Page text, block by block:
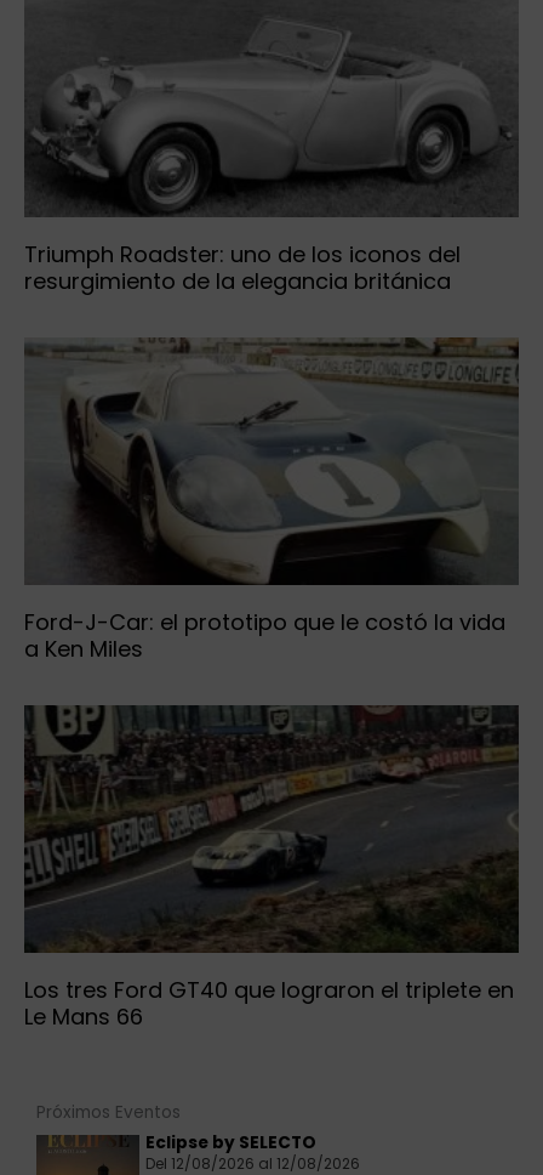
Triumph Roadster: uno de los iconos del
resurgimiento de la elegancia británica
Ford-J-Car: el prototipo que le costó la vida
a Ken Miles
Los tres Ford GT40 que lograron el triplete en
Le Mans 66
Próximos Eventos
Eclipse by SELECTO
Del 12/08/2026 al 12/08/2026